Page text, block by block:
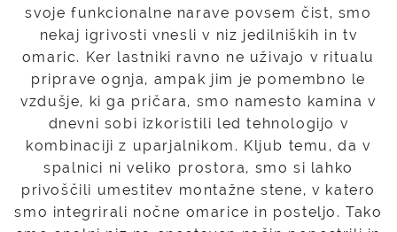
svoje funkcionalne narave povsem čist, smo
nekaj igrivosti vnesli v niz jedilniških in tv
omaric. Ker lastniki ravno ne uživajo v ritualu
priprave ognja, ampak jim je pomembno le
vzdušje, ki ga pričara, smo namesto kamina v
dnevni sobi izkoristili led tehnologijo v
kombinaciji z uparjalnikom. Kljub temu, da v
spalnici ni veliko prostora, smo si lahko
privoščili umestitev montažne stene, v katero
smo integrirali nočne omarice in posteljo. Tako